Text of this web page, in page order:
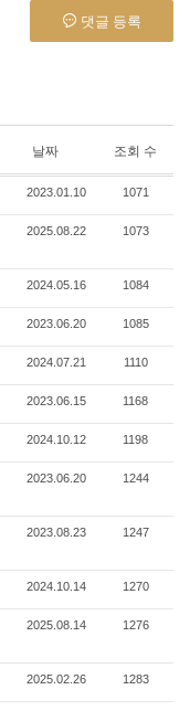
댓글 등록
날짜 조회 수
2023.01.10 1071
2025.08.22 1073
2024.05.16 1084
2023.06.20 1085
2024.07.21 1110
2023.06.15 1168
2024.10.12 1198
2023.06.20 1244
2023.08.23 1247
2024.10.14 1270
2025.08.14 1276
2025.02.26 1283